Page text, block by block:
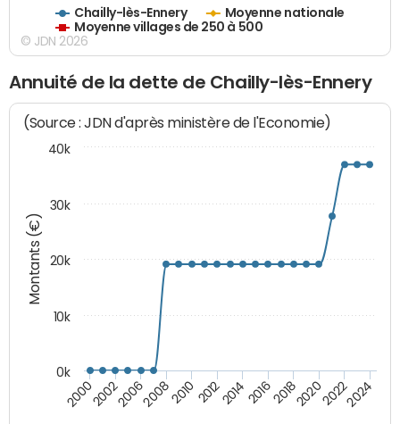
Chailly-lès-Ennery
Moyenne nationale
Moyenne villages de 250 à 500
© JDN 2026
Annuité de la dette de Chailly-lès-Ennery
Montants (€)
(Source : JDN d'après ministère de l'Economie)
20002002200620082010 2012201420162018202020222024
0k
10k
20k
30k
40k